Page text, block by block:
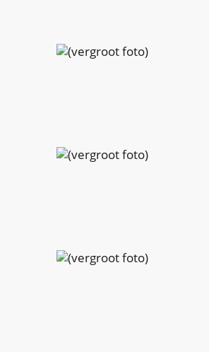
Charlotte
Peeters
Charlotte
Peeters
Charlotte
Peeters